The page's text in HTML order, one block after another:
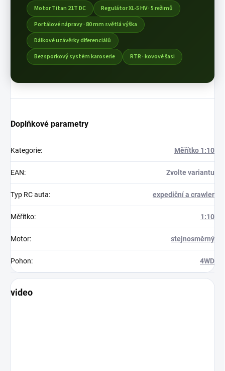
Motor Titan 21T DC
Regulátor XL-5 HV · 5 režimů
Portálové nápravy · 80 mm světlá výška
Dálkové uzávěrky diferenciálů
Bezsporkový systém karoserie
RTR · kovové šasi
Doplňkové parametry
Kategorie: Měřítko 1:10
EAN: Zvolte variantu
Typ RC auta: expediční a crawler
Měřítko: 1:10
Motor: stejnosměrný
Pohon: 4WD
video